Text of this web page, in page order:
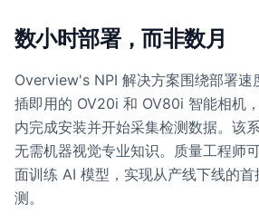
数小时部署，而非数月
Overview's NPI 解决方案围绕部署速
插即用的 OV20i 和 OV80i 智能相机
内完成安装并开始采集检测数据。该
无需机器视觉专业知识。质量工程师
面训练 AI 模型，实现从产线下线的
测。